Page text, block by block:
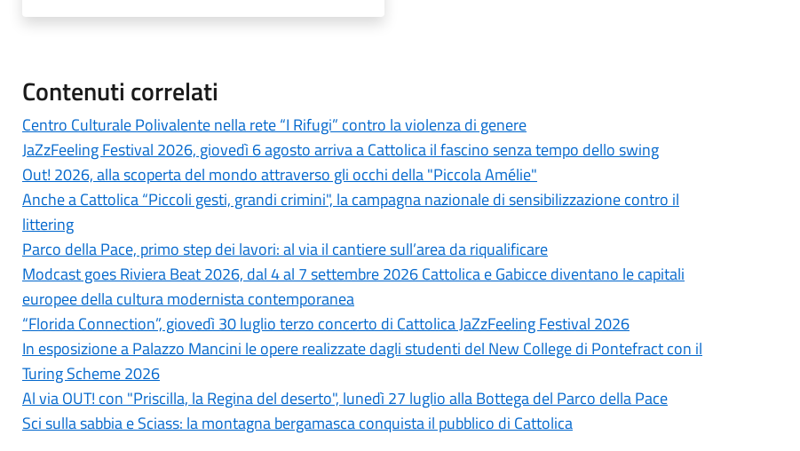
Contenuti correlati
Centro Culturale Polivalente nella rete “I Rifugi” contro la violenza di genere
JaZzFeeling Festival 2026, giovedì 6 agosto arriva a Cattolica il fascino senza tempo dello swing
Out! 2026, alla scoperta del mondo attraverso gli occhi della "Piccola Amélie"
Anche a Cattolica “Piccoli gesti, grandi crimini", la campagna nazionale di sensibilizzazione contro il
littering
Parco della Pace, primo step dei lavori: al via il cantiere sull’area da riqualificare
Modcast goes Riviera Beat 2026, dal 4 al 7 settembre 2026 Cattolica e Gabicce diventano le capitali
europee della cultura modernista contemporanea
“Florida Connection”, giovedì 30 luglio terzo concerto di Cattolica JaZzFeeling Festival 2026
In esposizione a Palazzo Mancini le opere realizzate dagli studenti del New College di Pontefract con il
Turing Scheme 2026
Al via OUT! con "Priscilla, la Regina del deserto", lunedì 27 luglio alla Bottega del Parco della Pace
Sci sulla sabbia e Sciass: la montagna bergamasca conquista il pubblico di Cattolica